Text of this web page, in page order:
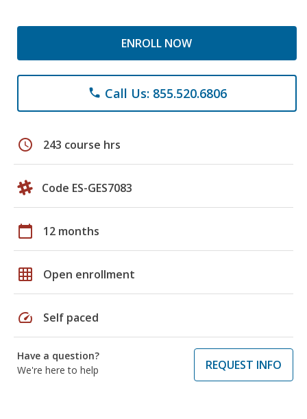
ENROLL NOW
phone Call Us: 855.520.6806
schedule 243 course hrs
Code ES-GES7083
calendar_today 12 months
grid_on Open enrollment
speed Self paced
Have a question?
We're here to help
REQUEST INFO